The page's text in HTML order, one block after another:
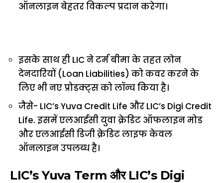
ऑनलाइन बेहतर विकल्प प्रदान करेगा।
इसके साथ ही LIC ने टर्म बीमा के तहत लाेन
देनदारियों (Loan Liabilities) को कवर करने के
लिए भी नए प्रोडक्ट्स को लॉन्च किया है।
जैसे- LIC’s Yuva Credit Life और LIC’s Digi Credit
Life. इसमें एलआईसी युवा क्रेडिट ऑफलाइन मोड
और एलआईसी डिजी क्रेडिट लाइफ केवल
ऑनलाइन उपलब्ध है।
LIC’s Yuva Term और LIC’s Digi